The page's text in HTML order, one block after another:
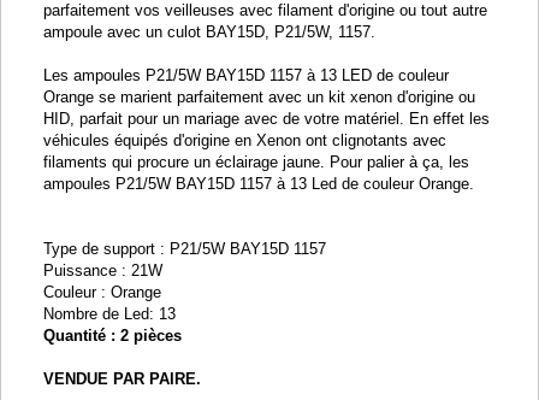
parfaitement vos veilleuses avec filament d'origine ou tout autre
ampoule avec un culot BAY15D, P21/5W, 1157.
Les ampoules P21/5W BAY15D 1157 à 13 LED de couleur
Orange se marient parfaitement avec un kit xenon d'origine ou
HID, parfait pour un mariage avec de votre matériel. En effet les
véhicules équipés d'origine en Xenon ont clignotants avec
filaments qui procure un éclairage jaune. Pour palier à ça, les
ampoules P21/5W BAY15D 1157 à 13 Led de couleur Orange.
Type de support : P21/5W BAY15D 1157
Puissance : 21W
Couleur : Orange
Nombre de Led: 13
Quantité : 2 pièces
VENDUE PAR PAIRE.